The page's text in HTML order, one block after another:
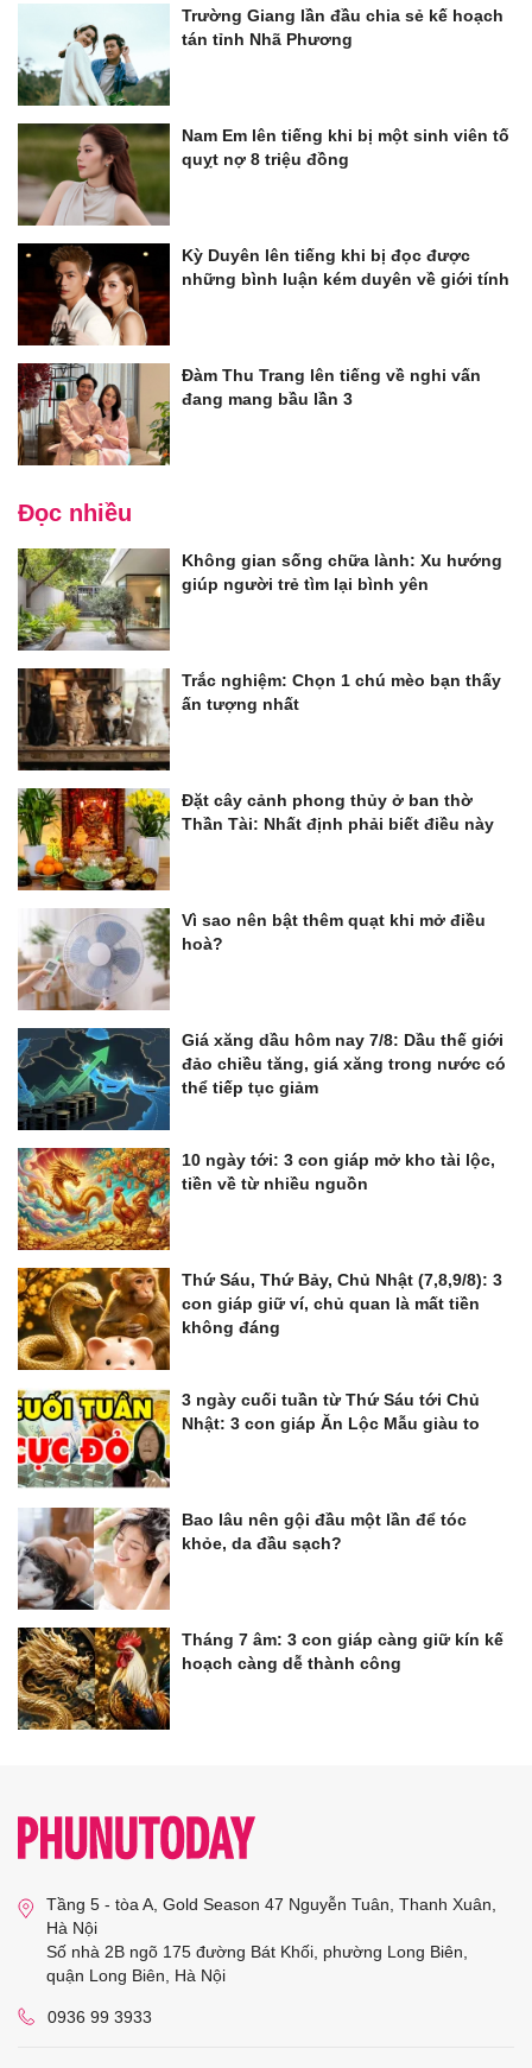
Trường Giang lần đầu chia sẻ kế hoạch
tán tỉnh Nhã Phương
Nam Em lên tiếng khi bị một sinh viên tố
quỵt nợ 8 triệu đồng
Kỳ Duyên lên tiếng khi bị đọc được
những bình luận kém duyên về giới tính
Đàm Thu Trang lên tiếng về nghi vấn
đang mang bầu lần 3
Đọc nhiều
Không gian sống chữa lành: Xu hướng
giúp người trẻ tìm lại bình yên
Trắc nghiệm: Chọn 1 chú mèo bạn thấy
ấn tượng nhất
Đặt cây cảnh phong thủy ở ban thờ
Thần Tài: Nhất định phải biết điều này
Vì sao nên bật thêm quạt khi mở điều
hoà?
Giá xăng dầu hôm nay 7/8: Dầu thế giới
đảo chiều tăng, giá xăng trong nước có
thể tiếp tục giảm
10 ngày tới: 3 con giáp mở kho tài lộc,
tiền về từ nhiều nguồn
Thứ Sáu, Thứ Bảy, Chủ Nhật (7,8,9/8): 3
con giáp giữ ví, chủ quan là mất tiền
không đáng
3 ngày cuối tuần từ Thứ Sáu tới Chủ
Nhật: 3 con giáp Ăn Lộc Mẫu giàu to
Bao lâu nên gội đầu một lần để tóc
khỏe, da đầu sạch?
Tháng 7 âm: 3 con giáp càng giữ kín kế
hoạch càng dễ thành công
Tầng 5 - tòa A, Gold Season 47 Nguyễn Tuân, Thanh Xuân,
Hà Nội
Số nhà 2B ngõ 175 đường Bát Khối, phường Long Biên,
quận Long Biên, Hà Nội
0936 99 3933